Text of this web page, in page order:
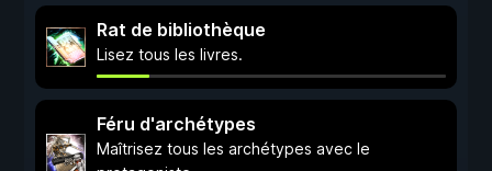
Rat de bibliothèque
Lisez tous les livres.
Féru d'archétypes
Maîtrisez tous les archétypes avec le